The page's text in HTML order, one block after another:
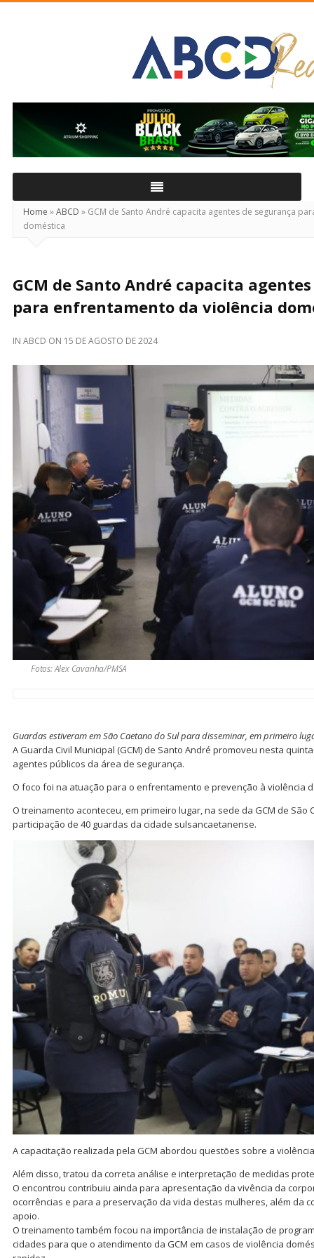
Real
Home »ABCD » GCM de Santo André capacita agentes de segurança
doméstica
GCM de Santo André capacita
para enfrentamento da violência
IN ABCD ON 15 DE AGOSTO DE 2024
Fotos: Alex Cavanha/PMSA
Guardas estiveram em São Caetano do Sul para disseminar, em primeiro
A Guarda Civil Municipal (GCM) de Santo André promoveu nesta
agentes públicos da área de segurança.
O foco foi na atuação para o enfrentamento e prevenção à violência
O treinamento aconteceu, em primeiro lugar, na sede da GCM de São
participação de 40 guardas da cidade sulsancaetanense.
A capacitação realizada pela GCM abordou questões sobre a
Além disso, tratou da correta análise e interpretação de medidas
O encontrou contribuiu ainda para apresentação da vivência da
ocorrências e para a preservação da vida destas mulheres, além da
apoio.
O treinamento também focou na importância de instalação de
cidades para que o atendimento da GCM em casos de violência